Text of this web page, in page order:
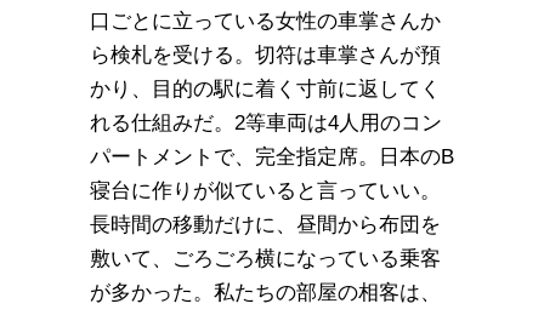
口ごとに立っている女性の車掌さんか
ら検札を受ける。切符は車掌さんが預
かり、目的の駅に着く寸前に返してく
れる仕組みだ。2等車両は4人用のコン
パートメントで、完全指定席。日本のB
寝台に作りが似ていると言っていい。
長時間の移動だけに、昼間から布団を
敷いて、ごろごろ横になっている乗客
が多かった。私たちの部屋の相客は、